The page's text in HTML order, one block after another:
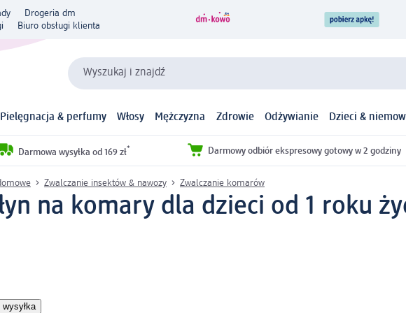
Drogeria dm
Biuro obsługi klienta
Wyszukaj i znajdź
Pielęgnacja & perfumy Włosy Mężczyzna Zdrowie Odżywianie Dzieci &
Darmowa wysyłka od 169 zł* Darmowy odbiór ekspresowy gotowy w 2 godziny
Zwalczanie insektów & nawozy Zwalczanie komarów
na komary dla dzieci od 1 roku
wysyłka